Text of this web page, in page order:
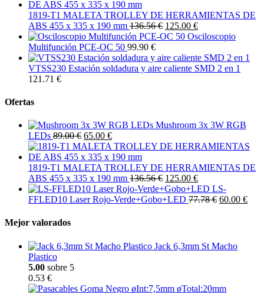
1819-T1 MALETA TROLLEY DE HERRAMIENTAS DE
ABS 455 x 335 x 190 mm 136.56 € 125.00 €
Osciloscopio
Multifunción PCE-OC 50 99.90 €
VTSS230 Estación soldadura y aire caliente SMD 2 en 1
121.71 €
Ofertas
Mushroom 3x 3W RGB
LEDs 89.00 € 65.00 €
1819-T1 MALETA TROLLEY DE HERRAMIENTAS DE
ABS 455 x 335 x 190 mm 136.56 € 125.00 €
LS-
FFLED10 Laser Rojo-Verde+Gobo+LED 77.78 € 60.00 €
Mejor valorados
Jack 6,3mm St Macho
Plastico
5.00 sobre 5
0.53 €